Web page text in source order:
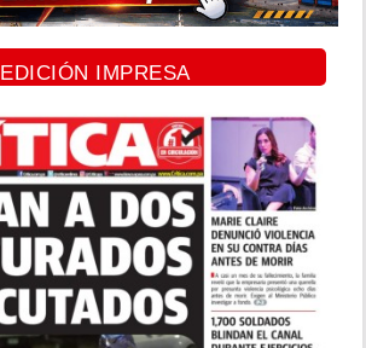
EDICIÓN IMPRESA